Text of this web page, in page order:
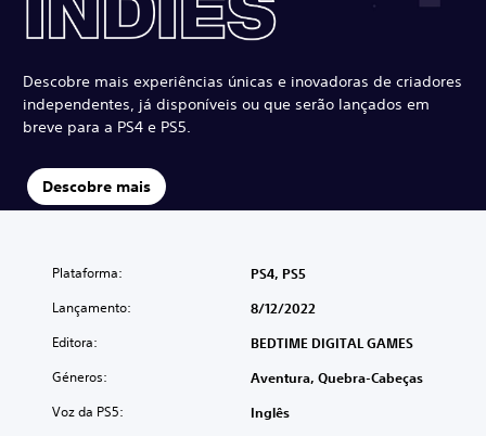
Descobre mais experiências únicas e inovadoras de criadores
independentes, já disponíveis ou que serão lançados em
breve para a PS4 e PS5.
Descobre mais
Plataforma: PS4, PS5
Lançamento: 8/12/2022
Editora: BEDTIME DIGITAL GAMES
Géneros: Aventura, Quebra-Cabeças
Voz da PS5: Inglês